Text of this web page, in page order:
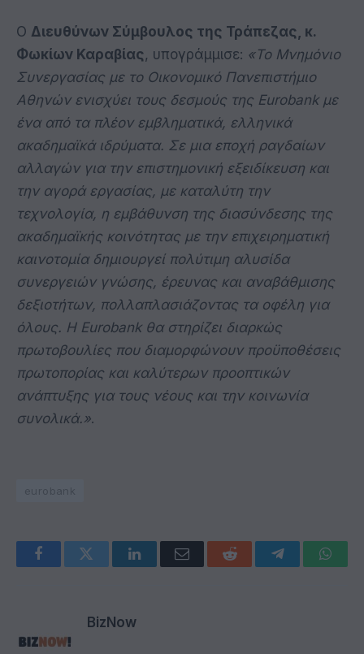
O Διευθύνων Σύμβουλος της Τράπεζας, κ.
Φωκίων Καραβίας, υπογράμμισε: «Το Μνημόνιο
Συνεργασίας με το Οικονομικό Πανεπιστήμιο
Αθηνών ενισχύει τους δεσμούς της Eurobank με
ένα από τα πλέον εμβληματικά, ελληνικά
ακαδημαϊκά ιδρύματα. Σε μια εποχή ραγδαίων
αλλαγών για την επιστημονική εξειδίκευση και
την αγορά εργασίας, με καταλύτη την
τεχνολογία, η εμβάθυνση της διασύνδεσης της
ακαδημαϊκής κοινότητας με την επιχειρηματική
καινοτομία δημιουργεί πολύτιμη αλυσίδα
συνεργειών γνώσης, έρευνας και αναβάθμισης
δεξιοτήτων, πολλαπλασιάζοντας τα οφέλη για
όλους. Η Eurobankθα στηρίζει διαρκώς
πρωτοβουλίες που διαμορφώνουν προϋποθέσεις
πρωτοπορίας και καλύτερων προοπτικών
ανάπτυξης για τους νέους και την κοινωνία
συνολικά.».
eurobank
FacebookTwitter LinkedInEmail Reddit Telegram
BizNow